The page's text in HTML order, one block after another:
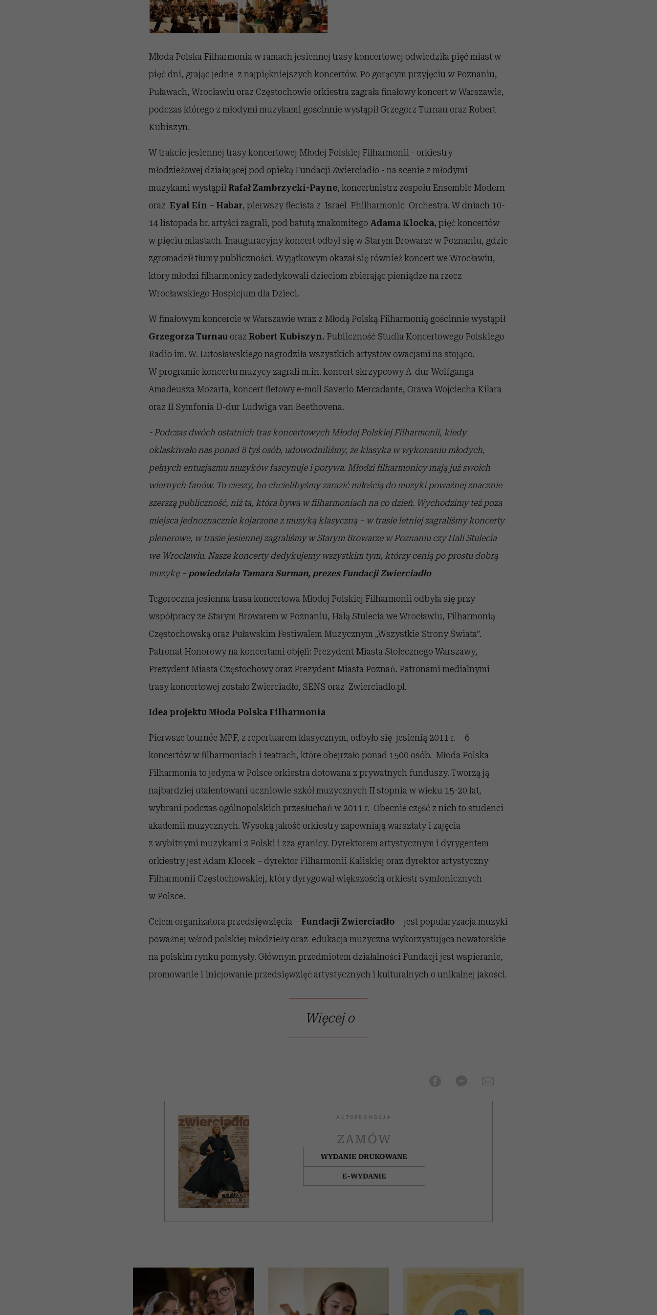
Młoda Polska Filharmonia w ramach jesiennej trasy koncertowej odwiedziła pięć miast w
pięć dni, grając jedne z najpiękniejszych koncertów. Po gorącym przyjęciu w Poznaniu,
Puławach, Wrocławiu oraz Częstochowie orkiestra zagrała finałowy koncert w Warszawie,
podczas którego z młodymi muzykami gościnnie wystąpił Grzegorz Turnau oraz Robert
Kubiszyn.
W trakcie jesiennej trasy koncertowej Młodej Polskiej Filharmonii - orkiestry
młodzieżowej działającej pod opieką Fundacji Zwierciadło - na scenie z młodymi
muzykami wystąpił Rafał Zambrzycki-Payne, koncertmistrz zespołu Ensemble Modern
oraz Eyal Ein – Habar, pierwszy flecista z Israel Philharmonic Orchestra. W dniach 10-
14 listopada br. artyści zagrali, pod batutą znakomitego Adama Klocka, pięć koncertów
w pięciu miastach. Inauguracyjny koncert odbył się w Starym Browarze w Poznaniu, gdzie
zgromadził tłumy publiczności. Wyjątkowym okazał się również koncert we Wrocławiu,
który młodzi filharmonicy zadedykowali dzieciom zbierając pieniądze na rzecz
Wrocławskiego Hospicjum dla Dzieci.
W finałowym koncercie w Warszawie wraz z Młodą Polską Filharmonią gościnnie wystąpił
Grzegorza Turnau oraz Robert Kubiszyn. Publiczność Studia Koncertowego Polskiego
Radio im. W. Lutosławskiego nagrodziła wszystkich artystów owacjami na stojąco.
W programie koncertu muzycy zagrali m.in. koncert skrzypcowy A-dur Wolfganga
Amadeusza Mozarta, koncert fletowy e-moll Saverio Mercadante, Orawa Wojciecha Kilara
oraz II Symfonia D-dur Ludwiga van Beethovena.
- Podczas dwóch ostatnich tras koncertowych Młodej Polskiej Filharmonii, kiedy
oklaskiwało nas ponad 8 tyś osób, udowodniliśmy, że klasyka w wykonaniu młodych,
pełnych entuzjazmu muzyków fascynuje i porywa. Młodzi filharmonicy mają już swoich
wiernych fanów. To cieszy, bo chcielibyśmy zarazić miłością do muzyki poważnej znacznie
szerszą publiczność, niż ta, która bywa w filharmoniach na co dzień. Wychodzimy też poza
miejsca jednoznacznie kojarzone z muzyką klasyczną – w trasie letniej zagraliśmy koncerty
plenerowe, w trasie jesiennej zagraliśmy w Starym Browarze w Poznaniu czy Hali Stulecia
we Wrocławiu. Nasze koncerty dedykujemy wszystkim tym, którzy cenią po prostu dobrą
muzykę – powiedziała Tamara Surman, prezes Fundacji Zwierciadło
Tegoroczna jesienna trasa koncertowa Młodej Polskiej Filharmonii odbyła się przy
współpracy ze Starym Browarem w Poznaniu, Halą Stulecia we Wrocławiu, Filharmonią
Częstochowską oraz Puławskim Festiwalem Muzycznym „Wszystkie Strony Świata”.
Patronat Honorowy na koncertami objęli: Prezydent Miasta Stołecznego Warszawy,
Prezydent Miasta Częstochowy oraz Prezydent Miasta Poznań. Patronami medialnymi
trasy koncertowej zostało Zwierciadło, SENS oraz Zwierciadlo.pl.
Idea projektu Młoda Polska Filharmonia
Pierwsze tournée MPF, z repertuarem klasycznym, odbyło się jesienią 2011 r. - 6
koncertów w filharmoniach i teatrach, które obejrzało ponad 1500 osób. Młoda Polska
Filharmonia to jedyna w Polsce orkiestra dotowana z prywatnych funduszy. Tworzą ją
najbardziej utalentowani uczniowie szkół muzycznych II stopnia w wieku 15-20 lat,
wybrani podczas ogólnopolskich przesłuchań w 2011 r. Obecnie część z nich to studenci
akademii muzycznych. Wysoką jakość orkiestry zapewniają warsztaty i zajęcia
z wybitnymi muzykami z Polski i zza granicy. Dyrektorem artystycznym i dyrygentem
orkiestry jest Adam Klocek – dyrektor Filharmonii Kaliskiej oraz dyrektor artystyczny
Filharmonii Częstochowskiej, który dyrygował większością orkiestr symfonicznych
w Polsce.
Celem organizatora przedsięwzięcia – Fundacji Zwierciadło- jest popularyzacja muzyki
poważnej wśród polskiej młodzieży oraz edukacja muzyczna wykorzystująca nowatorskie
na polskim rynku pomysły. Głównym przedmiotem działalności Fundacji jest wspieranie,
promowanie i inicjowanie przedsięwzięć artystycznych i kulturalnych o unikalnej jakości.
Więcej o
AUTOPROMOCJA
ZAMÓW
WYDANIE DRUKOWANE
E-WYDANIE